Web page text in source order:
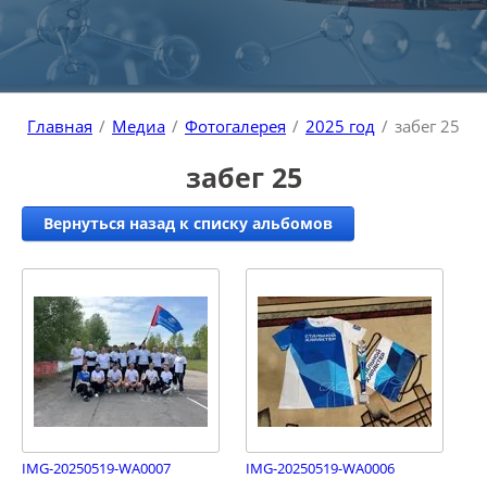
Главная / Медиа / Фотогалерея / 2025 год / забег 25
забег 25
Вернуться назад к списку альбомов
IMG-20250519-WA0007 IMG-20250519-WA0006